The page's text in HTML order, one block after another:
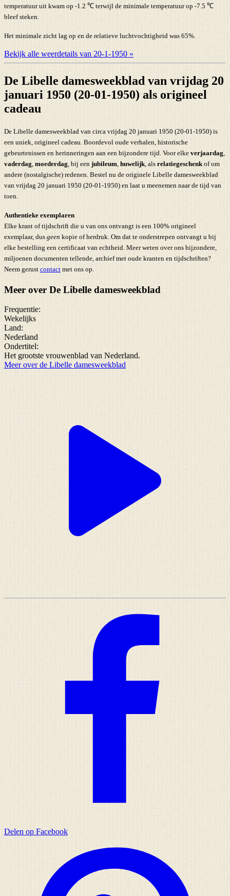
temperatuur uit kwam op -1.2 ℃ terwijl de minimale temperatuur op -7.5 ℃
bleef steken.
Het minimale zicht lag op en de relatieve luchtvochtigheid was 65%.
Bekijk alle weerdetails van 20-1-1950 »
De Libelle damesweekblad van vrijdag 20
januari 1950 (20-01-1950) als origineel
cadeau
De Libelle damesweekblad van circa vrijdag 20 januari 1950 (20-01-1950) is
een uniek, origineel cadeau. Boordevol oude verhalen, historische
gebeurtenissen en herinneringen aan een bijzondere tijd. Voor elke verjaardag
vaderdag moederdag , bij een jubileum huwelijk , als relatiegeschenk of om
andere (nostalgische) redenen. Bestel nu de originele Libelle damesweekblad
van vrijdag 20 januari 1950 (20-01-1950) en laat u meenemen naar de tijd van
toen.
Authentieke exemplaren
Elke krant of tijdschrift die u van ons ontvangt is een 100% origineel
exemplaar, dus geen kopie of herdruk. Om dat te onderstrepen ontvangt u bij
elke bestelling een certificaat van echtheid. Meer weten over ons bijzondere,
miljoenen documenten tellende, archief met oude kranten en tijdschriften?
Neem gerust contact met ons op.
Meer over De Libelle damesweekblad
Frequentie:
Wekelijks
Land:
Nederland
Ondertitel:
Het grootste vrouwenblad van Nederland.
Meer over de Libelle damesweekblad
Delen op Facebook